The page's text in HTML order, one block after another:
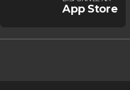
App Store